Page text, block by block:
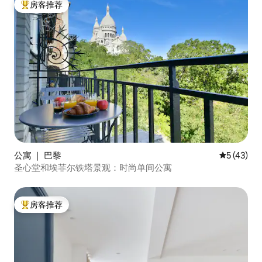
热门「房客推荐」
房客推荐
公寓 ｜ 巴黎 平均评分
5 (43)
圣心堂和埃菲尔铁塔景观：时尚单间公寓
热门「房客推荐」
房客推荐